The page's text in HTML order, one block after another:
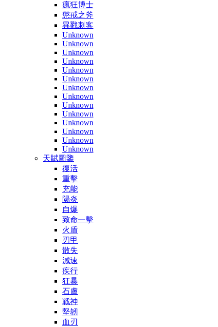
瘋狂博士
懲戒之斧
異戮刺客
Unknown
Unknown
Unknown
Unknown
Unknown
Unknown
Unknown
Unknown
Unknown
Unknown
Unknown
Unknown
Unknown
Unknown
天賦圖鑒
復活
重擊
充能
陽炎
自爆
致命一擊
火盾
刃甲
散失
減速
疾行
狂暴
石膚
戰神
堅韌
血刃